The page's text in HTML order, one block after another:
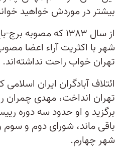
بیشتر در موردش خواهید
از سال ۱۳۸۳ که
شهر با اکثریت آراء اعضا
تهران خواب راحت نداشته‌‎اند.
ائتلاف آبادگران ایران
تهران انداخت، مهدی چمران
برگزید و او حدود سه دوره
باقی ماند، شورای دوم و
شهر چهارم.